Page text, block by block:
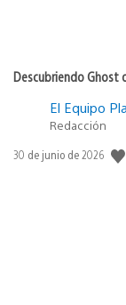
Descubriendo Ghost
El Equipo
Redacción
Fecha
30 de junio de 2026